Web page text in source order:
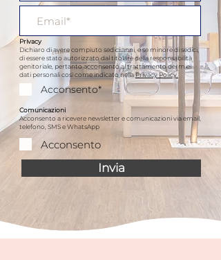
Privacy
Dichiaro di avere compiuto sedici anni, e se minore di sedici,
di essere stato autorizzato dal titolare della responsabilità
genitoriale, pertanto acconsento al trattamento dei miei
dati personali così come indicato nellaPrivacy Policy.
Acconsento*
Comunicazioni
Acconsento a ricevere newsletter e comunicazioni via email,
telefono, SMS e WhatsApp
Acconsento
Invia